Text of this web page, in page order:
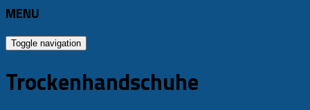
MENU
Toggle navigation
Trockenhandschuhe